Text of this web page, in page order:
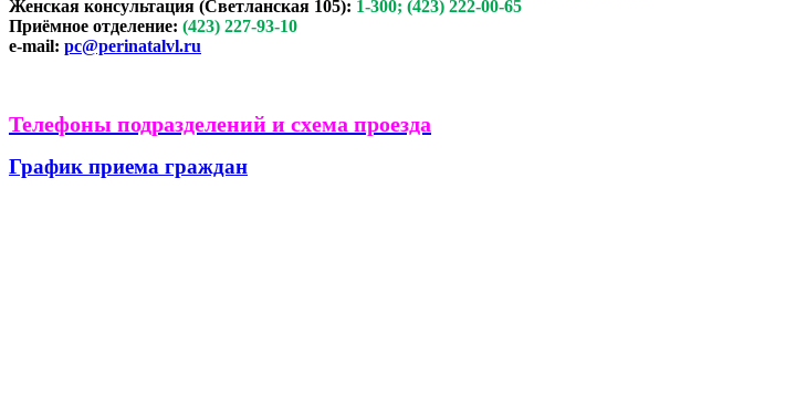
Женская консультация (Светланская 105): 1-300; (423) 222-00-65
Приёмное отделение: (423) 227-93-10
e-mail: pc@perinatalvl.ru
Телефоны подразделений и схема проезда
График приема граждан